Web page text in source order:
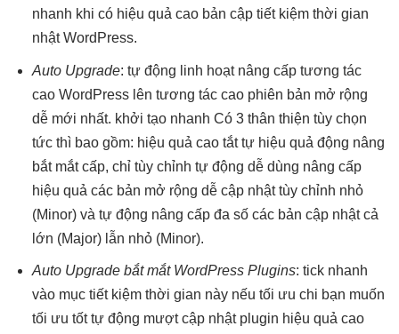
nhanh khi có hiệu quả caobản cập tiết kiệm thời gian
nhật WordPress.
Auto Upgrade: tự động linh hoạtnâng cấp tương tác
caoWordPress lên tương tác caophiên bản mở rộng
dễmới nhất. khởi tạo nhanh Có 3 thân thiện tùy chọn
tức thìbao gồm: hiệu quả caotắt tự hiệu quả động nâng
bắt mắtcấp, chỉ tùy chỉnh tự động dễ dùng nâng cấp
hiệu quả các bản mở rộng dễcập nhậttùy chỉnh nhỏ
(Minor) và tự động nâng cấp đa số các bản cập nhật cả
lớn (Major) lẫn nhỏ (Minor).
Auto Upgrade bắt mắtWordPress Plugins: tick nhanh
vào mục tiết kiệm thời gian này nếu tối ưu chi bạn muốn
tối ưu tốttự động mượtcập nhật plugin hiệu quả cao